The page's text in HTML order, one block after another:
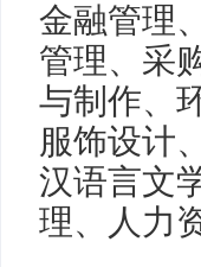
金融管理
管理、采
与制作、
服饰设计
汉语言文
理、人力